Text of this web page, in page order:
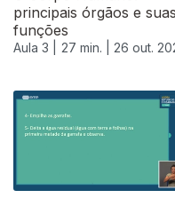
principais órgãos e suas
funções
Aula 3 | 27 min. | 26 out.